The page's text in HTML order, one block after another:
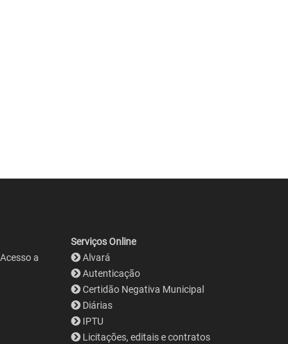
a
Serviços Online
Alvará
Autenticação
Certidão Negativa Municipal
Diárias
IPTU
Licitações, editais e contratos